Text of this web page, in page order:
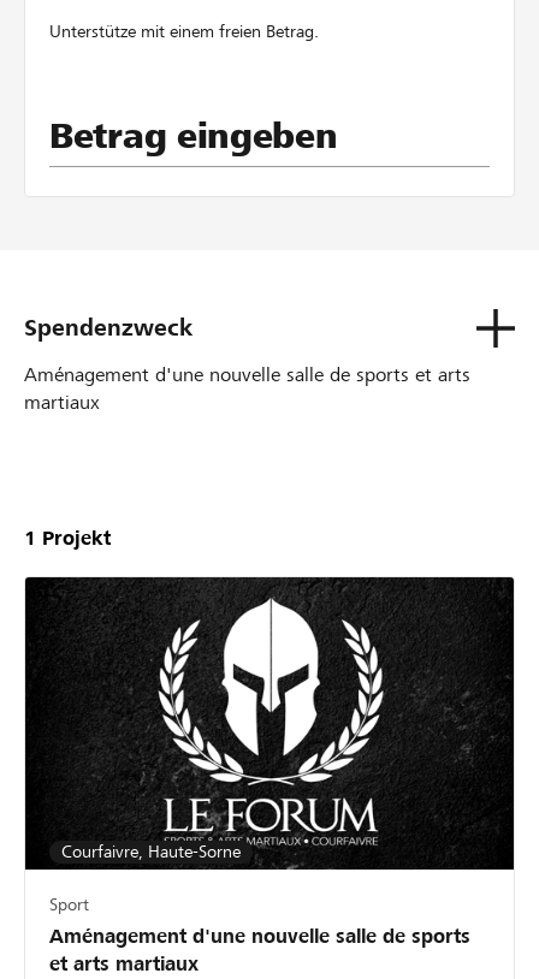
Unterstütze mit einem freien Betrag.
Betrag eingeben
Spendenzweck
Aménagement d'une nouvelle salle de sports et arts
martiaux
Projekte
1 Projekt
Courfaivre, Haute-Sorne
Sport
Aménagement d'une nouvelle salle de sports
et arts martiaux